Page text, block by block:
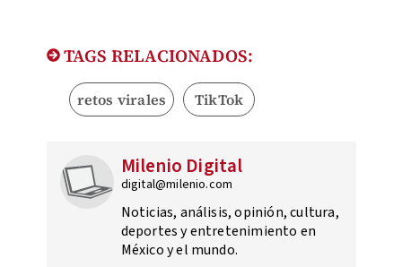
TAGS RELACIONADOS:
retos virales TikTok
Milenio Digital
digital@milenio.com
Noticias, análisis, opinión, cultura,
deportes y entretenimiento en
México y el mundo.